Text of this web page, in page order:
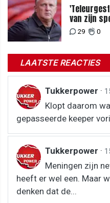
van zijn
meeste
29 0
LAATSTE REACTIES
Tukkerpower ·
Klopt daarom
gepasseerde keeper
Tukkerpower ·
Meningen zijn
heeft er wel een. Maar
denken dat de...